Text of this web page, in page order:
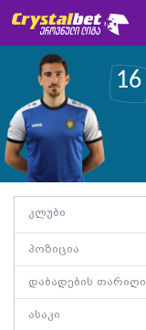
16
კლუბი
პოზიცია
დაბადების თარიღი
ასაკი